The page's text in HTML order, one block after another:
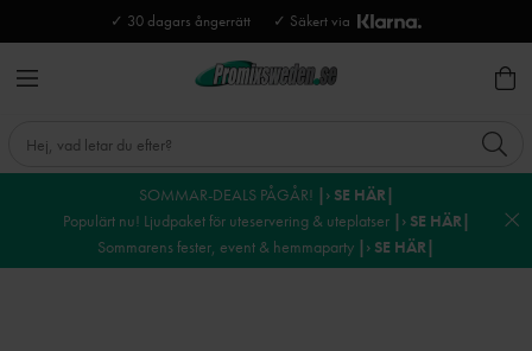
✓ 30 dagars ångerrätt ✓ Säkert via
SOMMAR-DEALS PÅGÅR! |› SE HÄR|
Populärt nu! Ljudpaket för uteservering & uteplatser |› SE HÄR|
Sommarens fester, event & hemmaparty |› SE HÄR|